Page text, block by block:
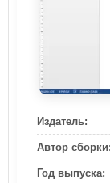
Издатель:
Автор сборки:
Год выпуска: